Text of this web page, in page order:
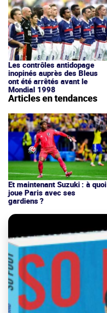
Les contrôles antidopage
inopinés auprès des Bleus
ont été arrêtés avant le
Mondial 1998
Articles en tendances
Et maintenant Suzuki : à quoi
joue Paris avec ses
gardiens ?